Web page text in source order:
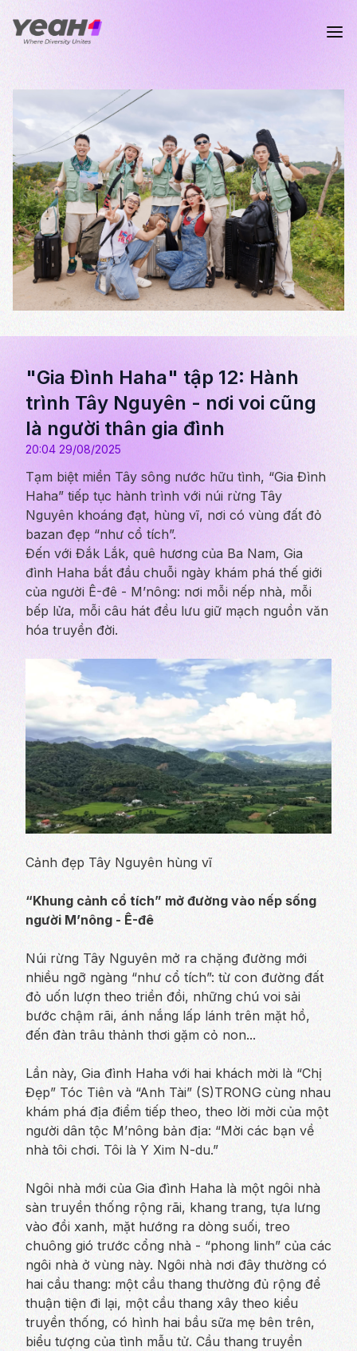
"Gia Đình Haha" tập 12: Hành
trình Tây Nguyên - nơi voi cũng
là người thân gia đình
20:04 29/08/2025
Tạm biệt miền Tây sông nước hữu tình, “Gia Đình
Haha” tiếp tục hành trình với núi rừng Tây
Nguyên khoáng đạt, hùng vĩ, nơi có vùng đất đỏ
bazan đẹp “như cổ tích”.
Đến với Đắk Lắk, quê hương của Ba Nam, Gia
đình Haha bắt đầu chuỗi ngày khám phá thế giới
của người Ê-đê - M’nông: nơi mỗi nếp nhà, mỗi
bếp lửa, mỗi câu hát đều lưu giữ mạch nguồn văn
hóa truyền đời.
Cảnh đẹp Tây Nguyên hùng vĩ
“Khung cảnh cổ tích” mở đường vào nếp sống
người M’nông - Ê-đê
Núi rừng Tây Nguyên mở ra chặng đường mới
nhiều ngỡ ngàng “như cổ tích”: từ con đường đất
đỏ uốn lượn theo triền đồi, những chú voi sải
bước chậm rãi, ánh nắng lấp lánh trên mặt hồ,
đến đàn trâu thảnh thơi gặm cỏ non...
Lần này, Gia đình Haha với hai khách mời là “Chị
Đẹp” Tóc Tiên và “Anh Tài” (S)TRONG cùng nhau
khám phá địa điểm tiếp theo, theo lời mời của một
người dân tộc M’nông bản địa: “Mời các bạn về
nhà tôi chơi. Tôi là Y Xim N-du.”
Ngôi nhà mới của Gia đình Haha là một ngôi nhà
sàn truyền thống rộng rãi, khang trang, tựa lưng
vào đồi xanh, mặt hướng ra dòng suối, treo
chuông gió trước cổng nhà - “phong linh” của các
ngôi nhà ở vùng này. Ngôi nhà nơi đây thường có
hai cầu thang: một cầu thang thường đủ rộng để
thuận tiện đi lại, một cầu thang xây theo kiểu
truyền thống, có hình hai bầu sữa mẹ bên trên,
biểu tượng của tình mẫu tử. Cầu thang truyền